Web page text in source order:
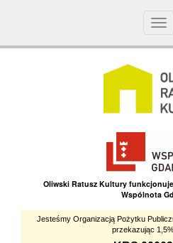
Oliwski Ratusz Kultury
Wspólnota
Jesteśmy Organizacją Pożytku
przekazując